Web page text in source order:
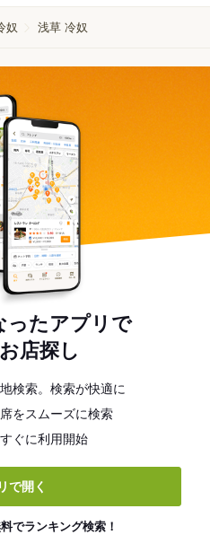
奴 浅草 冷奴
ったアプリで
店探し
検索。検索が快適に
をスムーズに検索
ぐに利用開始
で開く
でランキング検索！